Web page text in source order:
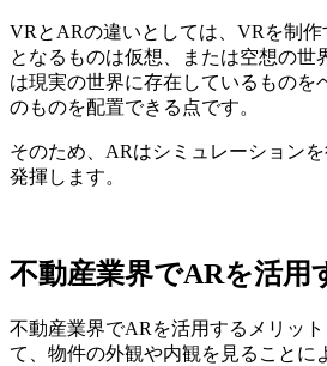
VRとARの違いとしては、VRを制
となるものは仮想、または空想の世
は現実の世界に存在しているものを
のものを配置できる点です。
そのため、ARはシミュレーション
発揮します。
不動産業界でARを活用
不動産業界でARを活用するメリッ
て、物件の外観や内観を見ることに